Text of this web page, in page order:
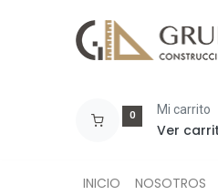
0 Mi carrito
Ver
INICIO NOSOTROS